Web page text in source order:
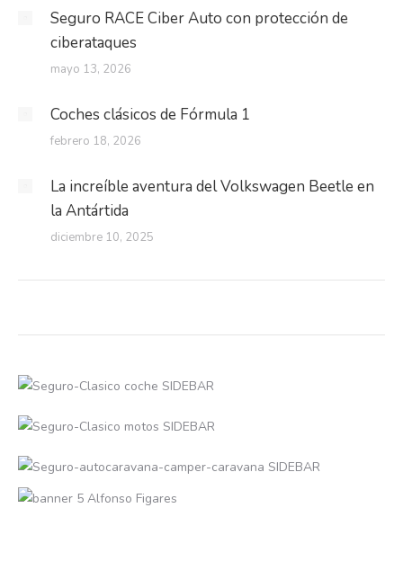
Seguro RACE Ciber Auto con protección de
ciberataques
mayo 13, 2026
Coches clásicos de Fórmula 1
febrero 18, 2026
La increíble aventura del Volkswagen Beetle en
la Antártida
diciembre 10, 2025